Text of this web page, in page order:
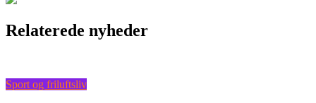
Relaterede nyheder
Sport og friluftsliv